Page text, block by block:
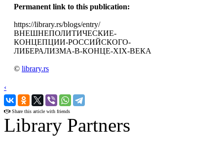
Permanent link to this publication:
https://library.rs/blogs/entry/
ВНЕШНЕПОЛИТИЧЕСКИЕ-
КОНЦЕПЦИИ-РОССИЙСКОГО-
ЛИБЕРАЛИЗМА-В-КОНЦЕ-XIX-ВЕКА
© library.rs
‹
›
Share this article with friends
Library Partners